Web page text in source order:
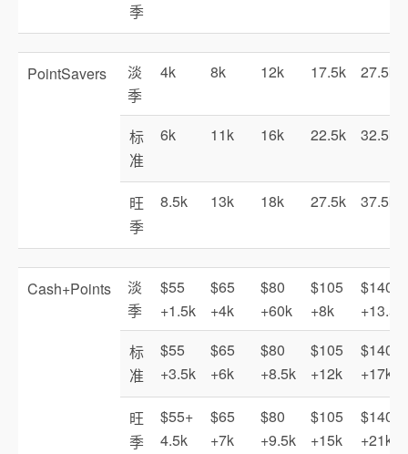
季
PointSavers
淡
季
4k 8k 12k 17.5k 27.5k
标
准
6k 11k 16k 22.5k 32.5k
旺
季
8.5k 13k 18k 27.5k 37.5k
Cash+Points
淡
季
$55
+1.5k
$65
+4k
$80
+60k
$105
+8k
$140
+13.5k
标
准
$55
+3.5k
$65
+6k
$80
+8.5k
$105
+12k
$140
+17k
旺
季
$55+
4.5k
$65
+7k
$80
+9.5k
$105
+15k
$140
+21k